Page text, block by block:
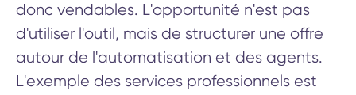
donc vendables. L'opportunité n'est pas
d'utiliser l'outil, mais de structurer une offre
autour de l'automatisation et des agents.
L'exemple des services professionnels est